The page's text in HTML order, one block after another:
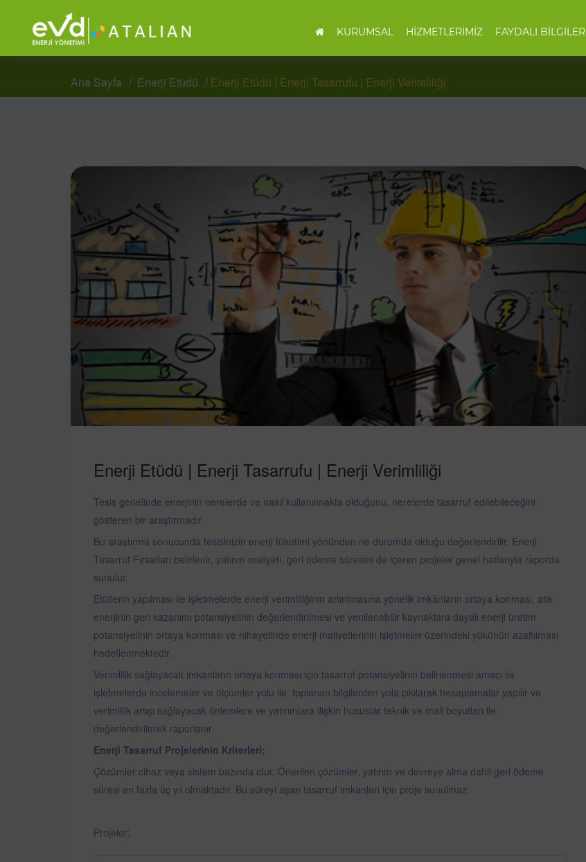
KURUMSAL HİZMETLERİMİZ FAYDALI BİLGİLER
Ana Sayfa Enerji Etüdü Enerji Etüdü | Enerji Tasarrufu | Enerji Verimliliği
Enerji Etüdü | Enerji Tasarrufu | Enerji Verimliliği
Tesis genelinde enerjinin nerelerde ve nasıl kullanılmakta olduğunu, nerelerde tasarruf edilebileceğini
gösteren bir araştırmadır.
Bu araştırma sonucunda tesisinizin enerji tüketimi yönünden ne durumda olduğu değerlendirilir, Enerji
Tasarruf Fırsatları belirlenir, yatırım maliyeti, geri ödeme süresini de içeren projeler genel hatlarıyla raporda
sunulur.
Etütlerin yapılması ile işletmelerde enerji verimliliğinin artırılmasına yönelik imkânların ortaya konması, atık
enerjinin geri kazanımı potansiyelinin değerlendirilmesi ve yenilenebilir kaynaklara dayalı enerji üretim
potansiyelinin ortaya konması ve nihayetinde enerji maliyetlerinin işletmeler üzerindeki yükünün azaltılması
hedeflenmektedir.
Verimlilik sağlayacak imkanların ortaya konması için tasarruf potansiyelinin belirlenmesi amacı ile
işletmelerde incelemeler ve ölçümler yolu ile toplanan bilgilerden yola çıkılarak hesaplamalar yapılır ve
verimlilik artışı sağlayacak önlemlere ve yatırımlara ilişkin hususlar teknik ve mali boyutları ile
değerlendirilerek raporlanır.
Enerji Tasarruf Projelerinin Kriterleri;
​Çözümler cihaz veya sistem bazında olur. Önerilen çözümler, yatırım ve devreye alma dahil geri ödeme
süresi en fazla üç yıl olmaktadır. Bu süreyi aşan tasarruf imkanları için proje sunulmaz.
Projeler;